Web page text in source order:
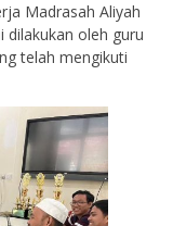
Madrasah Aliyah
dilakukan oleh guru
telah mengikuti